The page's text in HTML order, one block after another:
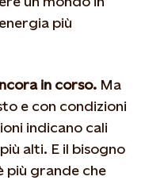
più
in corso. Ma
e con condizioni
indicano cali
alti. E il bisogno
più grande che